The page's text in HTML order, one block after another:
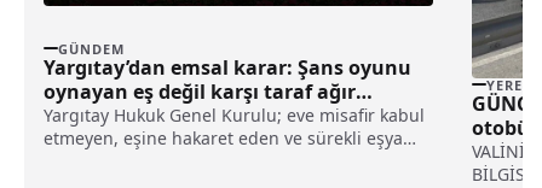
GÜNDEM
Yargıtay’dan emsal karar: Şans oyunu
oynayan eş değil karşı taraf ağır
kusurlu sayıldı
Yargıtay Hukuk Genel Kurulu; eve misafir kabul
etmeyen, eşine hakaret eden ve sürekli eşya
YEREL
kişi
VALİNİN
BİLGİSİ